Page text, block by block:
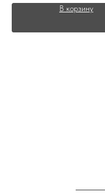
В корзину